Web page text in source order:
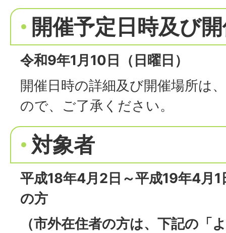
開催予定日時及び
令和9年1月10日（日曜日）
開催日時の詳細及び開催場所は
ので、ご了承ください。
対象者
平成18年4月2日～平成19年4月
の方
（市外在住者の方は、下記の「